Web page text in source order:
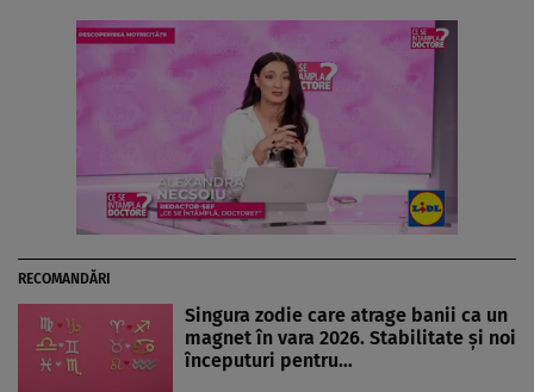
RECOMANDĂRI
Singura zodie care atrage banii ca un
magnet în vara 2026. Stabilitate și noi
începuturi pentru…